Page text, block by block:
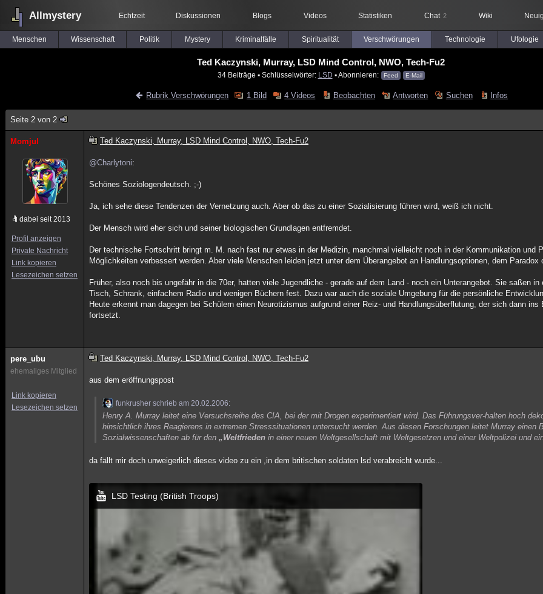
Allmystery Echtzeit Diskussionen Blogs Videos Statistiken Chat 2 Wiki
Menschen Wissenschaft Politik Mystery Kriminalfälle Spiritualität Verschwörungen Technologie Ufologie
Ted Kaczynski, Murray, LSD Mind Control, NWO, Tech-Fu2
34 Beiträge ▪ Schlüsselwörter: LSD ▪ Abonnieren: Feed E-Mail
Rubrik Verschwörungen 1 Bild 4 Videos Beobachten Antworten Suchen Infos
Seite 2 von 2
Momjul
dabei seit 2013
Profil anzeigen
Private Nachricht
Link kopieren
Lesezeichen setzen
Ted Kaczynski, Murray, LSD Mind Control, NWO, Tech-Fu2
@Charlytoni:
Schönes Soziologendeutsch. ;-)
Ja, ich sehe diese Tendenzen der Vernetzung auch. Aber ob das zu einer Sozialisierung führen wird, weiß ich nicht.
Der Mensch wird eher sich und seiner biologischen Grundlagen entfremdet.
Der technische Fortschritt bringt m. M. nach fast nur etwas in der Medizin, manchmal vielleicht noch in der Kommunikation und
Möglichkeiten verbessert werden. Aber viele Menschen leiden jetzt unter dem Überangebot an Handlungsoptionen, dem Paradox
Früher, also noch bis ungefähr in die 70er, hatten viele Jugendliche - gerade auf dem Land - noch ein Unterangebot. Sie saßen
Tisch, Schrank, einfachem Radio und wenigen Büchern fest. Dazu war auch die soziale Umgebung für die persönliche
Heute erkennt man dagegen bei Schülern einen Neurotizismus aufgrund einer Reiz- und Handlungsüberflutung, der sich dann ins
fortsetzt.
pere_ubu
ehemaliges Mitglied
Link kopieren
Lesezeichen setzen
Ted Kaczynski, Murray, LSD Mind Control, NWO, Tech-Fu2
aus dem eröffnungspost
funkrusher schrieb am 20.02.2006:
Henry A. Murray leitet eine Versuchsreihe des CIA, bei der mit Drogen experimentiert wird. Das Führungsver-halten hoch
hinsichtlich ihres Reagierens in extremen Stresssituationen untersucht werden. Aus diesen Forschungen leitet Murray einen
Sozialwissenschaften ab für den„Weltfrieden in einer neuen Weltgesellschaft mit Weltgesetzen und einer Weltpolizei und
da fällt mir doch unweigerlich dieses video zu ein ,in dem britischen soldaten lsd verabreicht wurde...
LSD Testing (British Troops)